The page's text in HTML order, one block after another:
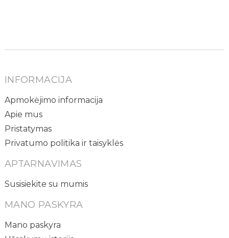
INFORMACIJA
Apmokėjimo informacija
Apie mus
Pristatymas
Privatumo politika ir taisyklės
APTARNAVIMAS
Susisiekite su mumis
MANO PASKYRA
Mano paskyra